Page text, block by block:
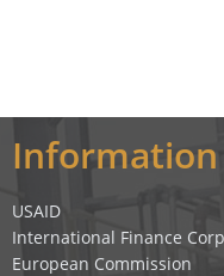
USAID
International Finance
European Commission